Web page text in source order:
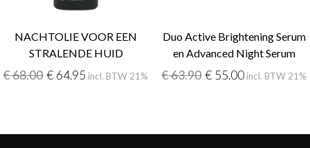
NACHTOLIE VOOR EEN
STRALENDE HUID
€68.00 € 64.95 incl. BTW 21%
Duo Active Brightening Serum
en Advanced Night Serum
€63.90 € 55.00 incl. BTW 21%